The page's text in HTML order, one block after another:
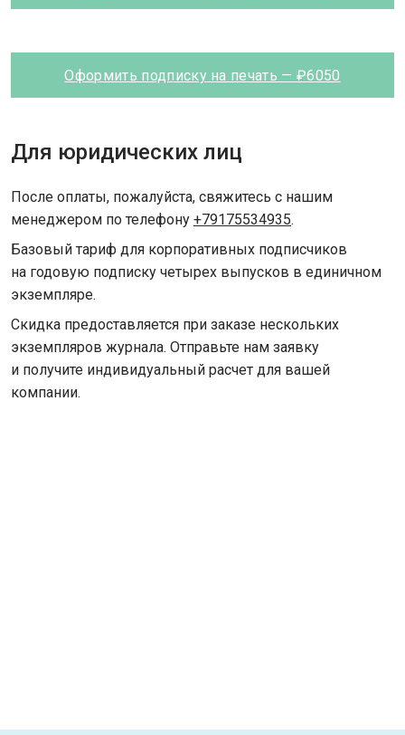
Оформить подписку на печать — ₽6050
Для юридических лиц
После оплаты, пожалуйста, свяжитесь с нашим
менеджером по телефону +79175534935.
Базовый тариф для корпоративных подписчиков
на годовую подписку четырех выпусков в единичном
экземпляре.
Скидка предоставляется при заказе нескольких
экземпляров журнала. Отправьте нам заявку
и получите индивидуальный расчет для вашей
компании.